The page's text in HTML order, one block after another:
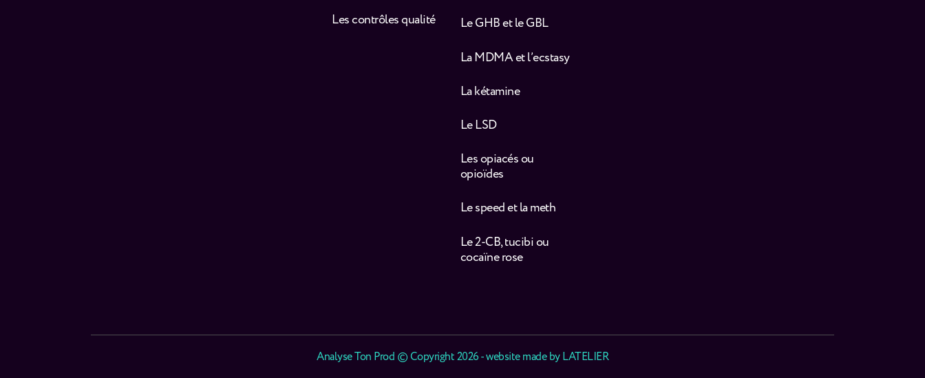
Les contrôles qualité
Le GHB et le GBL
La MDMA et l’ecstasy
La kétamine
Le LSD
Les opiacés ou
opioïdes
Le speed et la meth
Le 2-CB, tucibi ou
cocaïne rose
Analyse Ton Prod © Copyright 2026 - website made byLATELIER